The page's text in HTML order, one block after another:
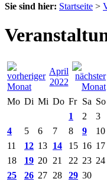
Sie sind hier: Startseite >
April
2022
Mo Di Mi Do Fr Sa So
1
2
3
4
5 6 7 8 9
10
11
12 13 14 15 16 17
18
19 20 21 22 23 24
25
26 27 28 29 30